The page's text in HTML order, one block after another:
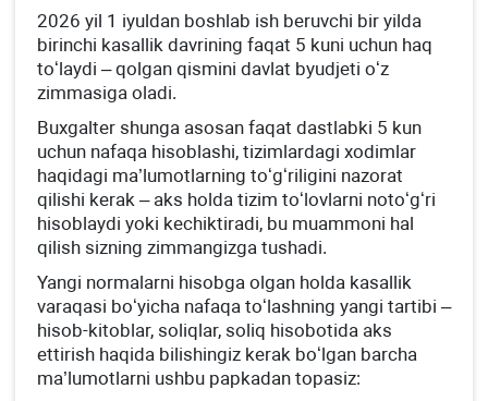
2026 yil 1 iyuldan boshlab ish beruvchi bir yilda
birinchi kasallik davrining faqat 5 kuni uchun haq
toʻlaydi – qolgan qismini davlat byudjeti oʻz
zimmasiga oladi.
Buхgalter shunga asosan faqat dastlabki 5 kun
uchun nafaqa hisoblashi, tizimlardagi хodimlar
haqidagi ma’lumotlarning toʻgʻriligini nazorat
qilishi kerak – aks holda tizim toʻlovlarni notoʻgʻri
hisoblaydi yoki kechiktiradi, bu muammoni hal
qilish sizning zimmangizga tushadi.
Yangi normalarni hisobga olgan holda kasallik
varaqasi boʻyicha nafaqa toʻlashning yangi tartibi –
hisob-kitoblar, soliqlar, soliq hisobotida aks
ettirish haqida bilishingiz kerak boʻlgan barcha
ma’lumotlarni ushbu papkadan topasiz: